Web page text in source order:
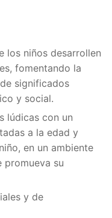
los niños desarrollen
fomentando la
significados
y social.
lúdicas con un
a la edad y
en un ambiente
promueva su
y de